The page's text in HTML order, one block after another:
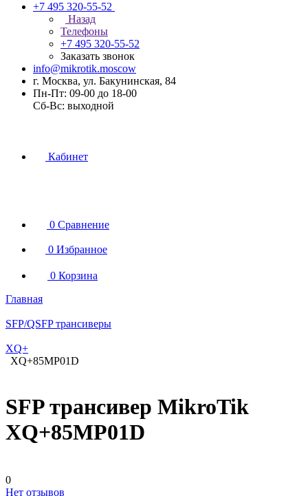
+7 495 320-55-52
Назад
Телефоны
+7 495 320-55-52
Заказать звонок
info@mikrotik.moscow
г. Москва, ул. Бакунинская, 84
Пн-Пт: 09-00 до 18-00
Сб-Вс: выходной
Кабинет
0 Сравнение
0 Избранное
0 Корзина
Главная
SFP/QSFP трансиверы
XQ+
XQ+85MP01D
SFP трансивер MikroTik
XQ+85MP01D
0
Нет отзывов